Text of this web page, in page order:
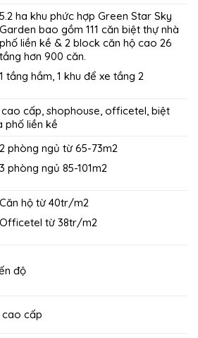
5.2 ha khu phức hợp Green Star Sky
Garden bao gồm 111 căn biệt thự nhà
phố liền kề & 2 block căn hộ cao 26
tầng hơn 900 căn.
1 tầng hầm, 1 khu để xe tầng 2
cao cấp, shophouse, officetel, biệt
phố liền kề
2 phòng ngủ từ 65-73m2
3 phòng ngủ 85-101m2
Căn hộ từ 40tr/m2
Officetel từ 38tr/m2
độ
cao cấp